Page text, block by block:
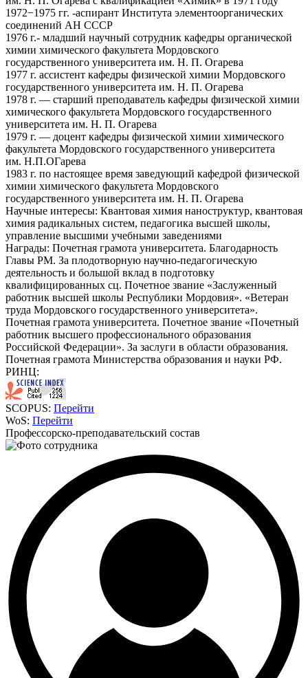
1972−1975 гг. -аспирант Института элементоорганических
соединений АН СССР
1976 г.- младший научный сотрудник кафедры органической
химии химического факультета Мордовского
государственного университета им. Н. П. Огарева
1977 г. ассистент кафедры физической химии Мордовского
государственного университета им. Н. П. Огарева
1978 г. — старший преподаватель кафедры физической химии
химического факультета Мордовского государственного
университета им. Н. П. Огарева
1979 г. — доцент кафедры физической химии химического
факультета Мордовского государственного университета
им. Н.П.ОГарева
1983 г. по настоящее время заведующий кафедрой физической
химии химического факультета Мордовского
государственного университета им. Н. П. Огарева
Научные интересы: Квантовая химия наноструктур, квантовая
химия радикальных систем, педагогика высшей школы,
управление высшими учебными заведениями
Награды: Почетная грамота университета. Благодарность
Главы РМ. За плодотворную научно-педагогическую
деятельность и большой вклад в подготовку
квалифицированных сц. Почетное звание «Заслуженный
работник высшей школы Республики Мордовия». «Ветеран
труда Мордовского государственного университета».
Почетная грамота университета. Почетное звание «Почетный
работник высшего профессионального образования
Российской Федерации». За заслуги в области образования.
Почетная грамота Министерства образования и науки РФ.
РИНЦ:
SCOPUS: Перейти
WoS: Перейти
Профессорско-преподавательский состав